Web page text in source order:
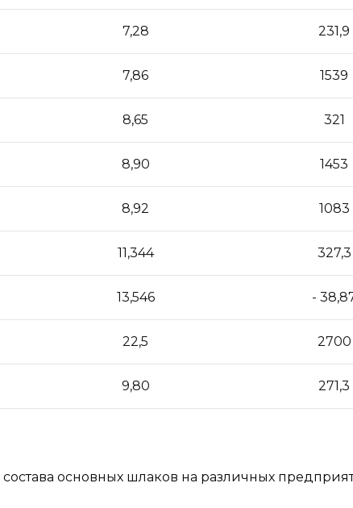
7,28 231,9
7,86 1539
8,65 321
8,90 1453
8,92 1083
11,344 327,3
13,546 -
22,5 2700
9,80 271,3
основных шлаков на различных